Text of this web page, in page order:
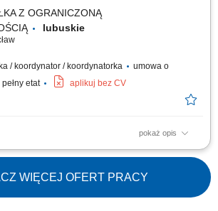
Z OGRANICZONĄ
lubuskie
/ koordynator / koordynatorka
umowa o
pełny etat aplikuj bez CV
pokaż opis
nad robotami konstrukcyjno-
żelbetowe, stalowe) na obiektach
Koordynacja wykonania fundamentów pod słupy
aparaturę stacyjną, kontenery BESS oraz
i...
WIĘCEJ OFERT PRACY